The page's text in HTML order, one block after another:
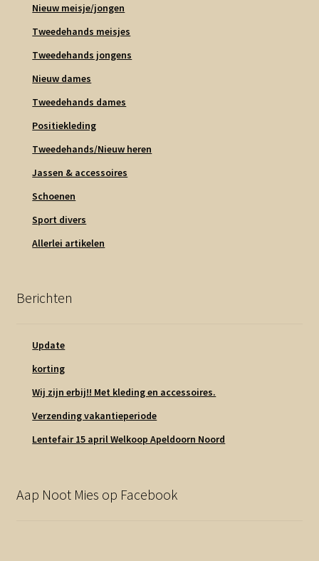
Nieuw meisje/jongen
Tweedehands meisjes
Tweedehands jongens
Nieuw dames
Tweedehands dames
Positiekleding
Tweedehands/Nieuw heren
Jassen & accessoires
Schoenen
Sport divers
Allerlei artikelen
Berichten
Update
korting
Wij zijn erbij!! Met kleding en accessoires.
Verzending vakantieperiode
Lentefair 15 april Welkoop Apeldoorn Noord
Aap Noot Mies op Facebook